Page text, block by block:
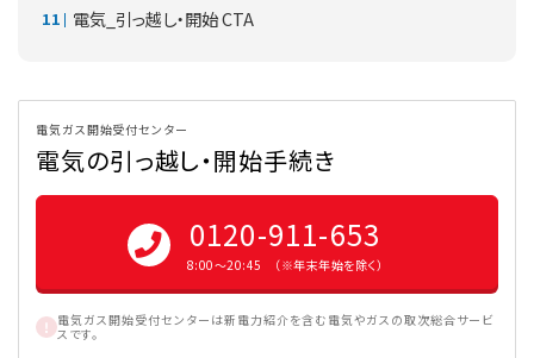
電気_引っ越し・開始 CTA
電気ガス開始受付センター
電気の引っ越し・開始手続き
0120-911-653
8:00〜20:45 （※年末年始を除く）
電気ガス開始受付センターは新電力紹介を含む電気やガスの取次総合サービ
スです。